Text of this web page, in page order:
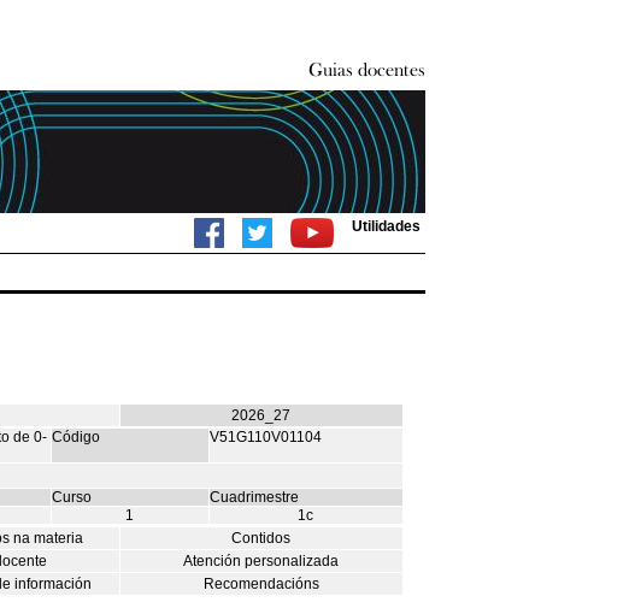
Utilidades
2026_27
de 0- Código V51G110V01104
Curso
Cuadrimestre
1
1c
na materia
Contidos
Atención personalizada
información
Recomendacións